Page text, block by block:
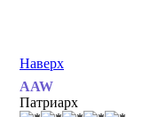
Наверх
AAW
Патриарх